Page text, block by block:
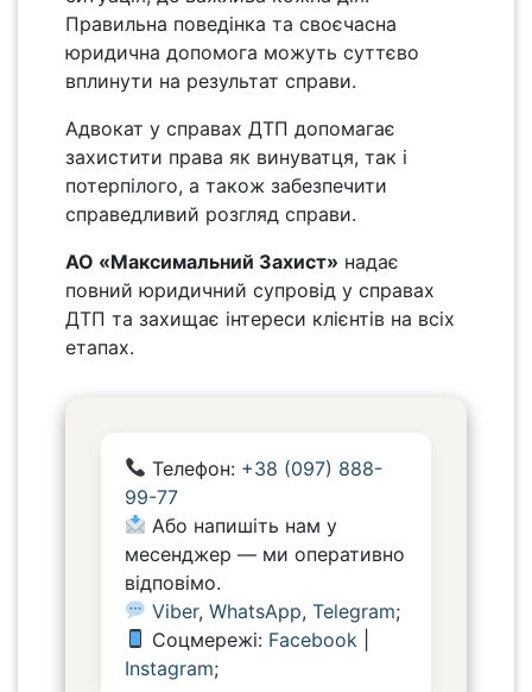
Правильна поведінка та своєчасна
юридична допомога можуть суттєво
вплинути на результат справи.
Адвокат у справах ДТП допомагає
захистити права як винуватця, так і
потерпілого, а також забезпечити
справедливий розгляд справи.
АО «Максимальний Захист» надає
повний юридичний супровід у справах
ДТП та захищає інтереси клієнтів на всіх
етапах.
Телефон: +38 (097) 888-
99-77
Або напишіть нам у
месенджер — ми оперативно
відповімо.
Viber,WhatsApp,Telegram;
Соцмережі: Facebook
Instagram;